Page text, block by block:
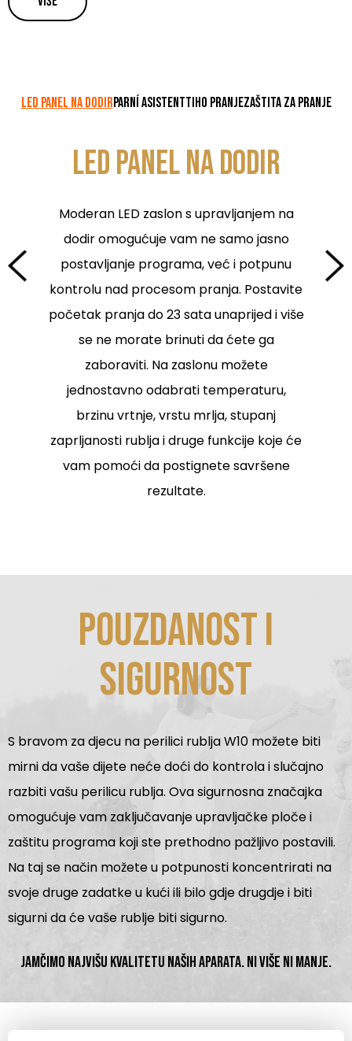
LED PANEL NA DODIRPARNÍ ASISTENTTIHO PRANJEZAŠTITA ZA PRANJE
LED PANEL NA DODIR
Moderan LED zaslon s upravljanjem na
dodir omogućuje vam ne samo jasno
postavljanje programa, već i potpunu
kontrolu nad procesom pranja. Postavite
početak pranja do 23 sata unaprijed i više
se ne morate brinuti da ćete ga
zaboraviti. Na zaslonu možete
jednostavno odabrati temperaturu,
brzinu vrtnje, vrstu mrlja, stupanj
zaprljanosti rublja i druge funkcije koje će
vam pomoći da postignete savršene
rezultate.
POUZDANOST I
SIGURNOST
S bravom za djecu na perilici rublja W10 možete biti
mirni da vaše dijete neće doći do kontrola i slučajno
razbiti vašu perilicu rublja. Ova sigurnosna značajka
omogućuje vam zaključavanje upravljačke ploče i
zaštitu programa koji ste prethodno pažljivo postavili.
Na taj se način možete u potpunosti koncentrirati na
svoje druge zadatke u kući ili bilo gdje drugdje i biti
sigurni da će vaše rublje biti sigurno.
Jamčimo najvišu kvalitetu naših aparata. Ni više ni manje.